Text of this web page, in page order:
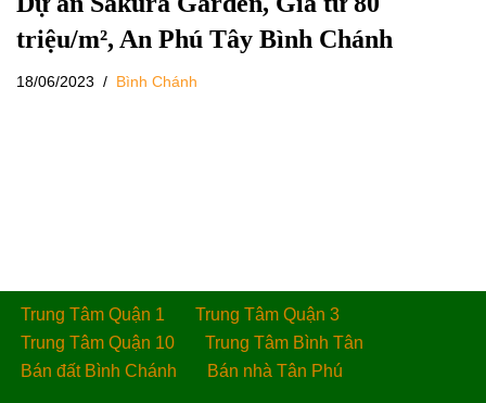
triệu/m², An Phú Tây Bình Chánh
18/06/2023 Bình Chánh
Trung Tâm Quận 1
Trung Tâm Quận 3
Trung Tâm Quận 10
Trung Tâm Bình Tân
Bán đất Bình Chánh
Bán nhà Tân Phú